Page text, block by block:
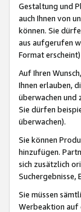
Gestaltung und
auch Ihnen von
können. Sie
aus aufgerufen
Format
Auf Ihren
Ihnen erlauben,
überwachen und
Sie dürfen
überwachen).
Sie können
hinzufügen.
sich zusätzlich
Suchergebnisse,
Sie müssen
Werbeaktion auf